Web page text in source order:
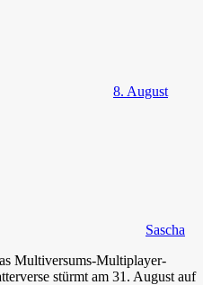
8. August
Sascha
Multiversums-Multiplayer-
stürmt am 31. August auf